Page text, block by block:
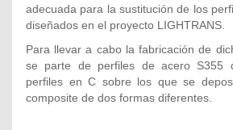
adecuada para la sustitución de los
diseñados en el proyecto LIGHTRANS.
Para llevar a cabo la fabricación de
se parte de perfiles de acero S355
perfiles en C sobre los que se
composite de dos formas diferentes.